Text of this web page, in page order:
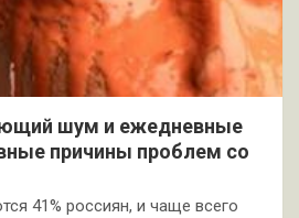
шум и ежедневные
причины проблем со
41% россиян, и чаще всего